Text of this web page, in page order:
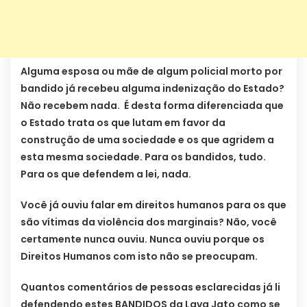
Alguma esposa ou mãe de algum policial morto por
bandido já recebeu alguma indenização do Estado?
Não recebem nada. É desta forma diferenciada que
o Estado trata os que lutam em favor da
construção de uma sociedade e os que agridem a
esta mesma sociedade. Para os bandidos, tudo.
Para os que defendem a lei, nada.
Você já ouviu falar em direitos humanos para os que
são vítimas da violência dos marginais? Não, você
certamente nunca ouviu. Nunca ouviu porque os
Direitos Humanos com isto não se preocupam.
Quantos comentários de pessoas esclarecidas já li